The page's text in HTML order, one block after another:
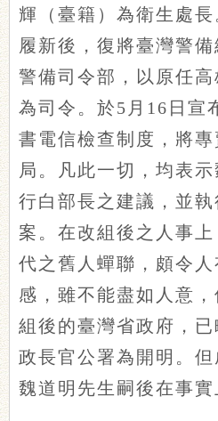
輝（臺籍）為衛生處
履新後，復將臺灣警
警備司令部，以原任
為司令。於5月16日宣
書電信檢查制度，將
局。凡此一切，均表
行白部長之建議，並
案。在改組後之人事
代之舊人蟬聯，頗令
感，雖不能盡如人意
組後的臺灣省政府，
政長官公署為開明。
魏道明先生嗣後在事實